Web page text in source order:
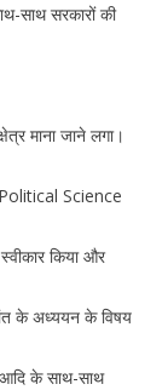
साथ सरकारों की
माना जाने लगा।
Science
स्वीकार किया और
के अध्ययन के विषय
आदि के साथ-साथ